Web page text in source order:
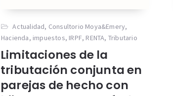
Actualidad, Consultorio Moya&Emery,
Hacienda, impuestos, IRPF, RENTA, Tributario
Limitaciones de la
tributación conjunta en
parejas de hecho con